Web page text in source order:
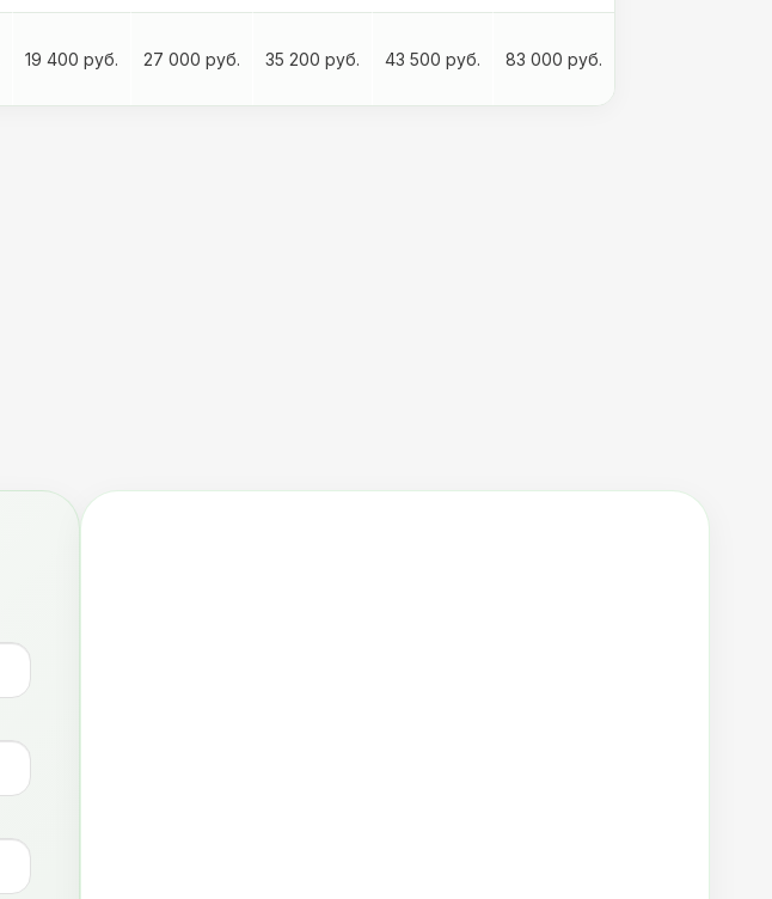
19 400 руб. 27 000 руб. 35 200 руб. 43 500 руб. 83 000 руб.